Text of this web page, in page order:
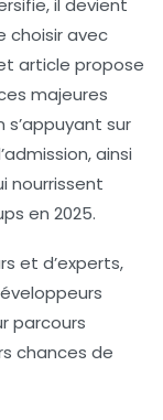
il devient
choisir avec
article propose
majeures
sur
ainsi
nourrissent
en 2025.
et d’experts,
parcours
chances de